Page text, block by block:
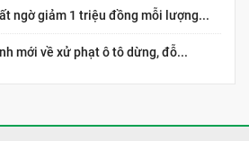
ngờ giảm 1 triệu đồng mỗi lượng...
mới về xử phạt ô tô dừng, đỗ...